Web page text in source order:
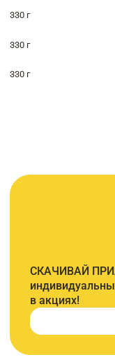
330 г
330 г
330 г
СКАЧИВАЙ
в акциях!